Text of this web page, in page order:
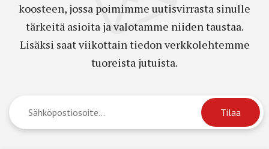
koosteen, jossa poimimme uutisvirrasta sinulle
tärkeitä asioita ja valotamme niiden taustaa.
Lisäksi saat viikottain tiedon verkkolehtemme
tuoreista jutuista.